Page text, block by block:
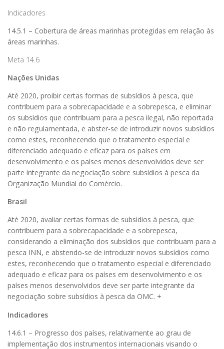
Indicadores
14.5.1 – Cobertura de áreas marinhas protegidas em relação às
áreas marinhas.
Meta 14.6
Nações Unidas
Até 2020, proibir certas formas de subsídios à pesca, que
contribuem para a sobrecapacidade e a sobrepesca, e eliminar
os subsídios que contribuam para a pesca ilegal, não reportada
e não regulamentada, e abster-se de introduzir novos subsídios
como estes, reconhecendo que o tratamento especial e
diferenciado adequado e eficaz para os países em
desenvolvimento e os países menos desenvolvidos deve ser
parte integrante da negociação sobre subsídios à pesca da
Organização Mundial do Comércio.
Brasil
Até 2020, avaliar certas formas de subsídios à pesca, que
contribuem para a sobrecapacidade e a sobrepesca,
considerando a eliminação dos subsídios que contribuam para a
pesca INN, e abstendo-se de introduzir novos subsídios como
estes, reconhecendo que o tratamento especial e diferenciado
adequado e eficaz para os países em desenvolvimento e os
países menos desenvolvidos deve ser parte integrante da
negociação sobre subsídios à pesca da OMC. +
Indicadores
14.6.1 – Progresso dos países, relativamente ao grau de
implementação dos instrumentos internacionais visando o